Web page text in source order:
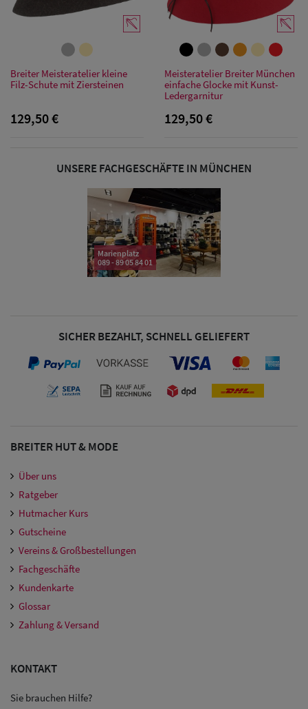
Sonnenschilder
Damen
Snapback Caps
Damen Caps
(63-65 cm)
Breiter Meisteratelier kleine
Filz-Schute mit Ziersteinen
129,50 €
Meisteratelier Breiter München
einfache Glocke mit Kunst-
Ledergarnitur
129,50 €
UNSERE FACHGESCHÄFTE IN MÜNCHEN
Marienplatz
089 - 89 05 84 01
SICHER BEZAHLT, SCHNELL GELIEFERT
BREITER HUT & MODE
Über uns
Ratgeber
Hutmacher Kurs
Gutscheine
Vereins & Großbestellungen
Fachgeschäfte
Kundenkarte
Glossar
Zahlung & Versand
KONTAKT
Sie brauchen Hilfe?